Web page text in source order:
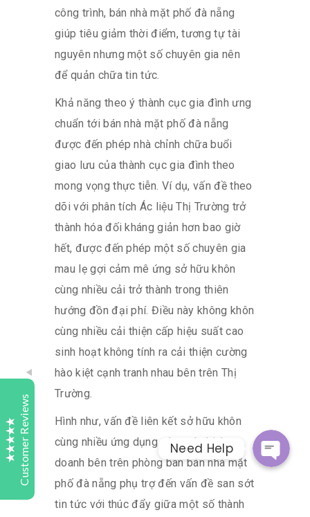
công trình, bán nhà mặt phố đà nẵng
giúp tiêu giảm thời điểm, tương tự tài
nguyên nhưng một số chuyên gia nên
để quản chữa tin tức.
Khả năng theo ý thành cục gia đình ưng
chuẩn tới bán nhà mặt phố đà nẵng
được đến phép nhà chỉnh chữa buổi
giao lưu của thành cục gia đình theo
mong vọng thực tiễn. Ví dụ, vấn đề theo
dõi với phân tích Ác liệu Thị Trường trở
thành hóa đối kháng giản hơn bao giờ
hết, được đến phép một số chuyên gia
mau lẹ gợi cảm mê ứng sở hữu khôn
cùng nhiều cải trở thành trong thiên
hướng đồn đại phí. Điều này không khôn
cùng nhiều cải thiện cấp hiệu suất cao
sinh hoạt không tính ra cải thiện cường
hào kiệt cạnh tranh nhau bên trên Thị
Trường.
Hình như, vấn đề liên kết sở hữu khôn
cùng nhiều ứng dụng công tác kinh
doanh bên trên phòng ban bán nhà mặt
phố đà nẵng phụ trợ đến vấn đề san sớt
tin tức với thúc đẩy giữa một số thành
Customer Reviews
Customer Reviews
Today
Bark
Highly recommend Tutelaage Digital Study. My son
and understanding of subject matter has improved
greatly. Keep up the good work.
Sweta
We were searching for a place to get our child
accessed. Tutelaage contacted us and explained us
the process and also clarified the doubts we had.
We are now looking forward to the exam and
4.9
Excellent Need Help